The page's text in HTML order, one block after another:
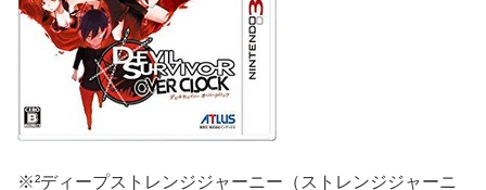
※²ディープストレンジジャーニー（ストレンジジャーニ